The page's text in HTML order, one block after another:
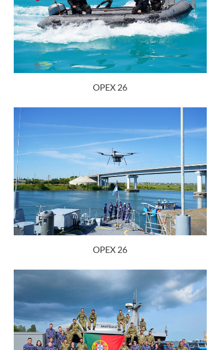
OPEX 26
OPEX 26